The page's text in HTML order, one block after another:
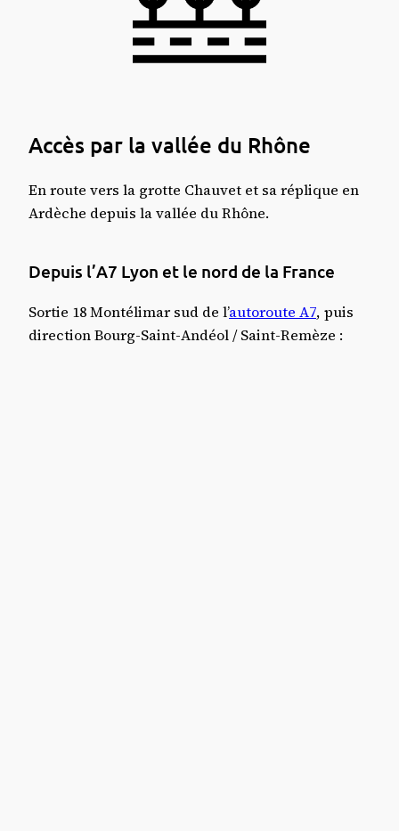
France
Depuis la RD86 ou la RN7
Accès depuis le Massif-Central
Depuis Toulouse et Rodez :
La grotte Chauvet 2 ?
Où dormir autour de la grotte Chauvet
Cartes randos, cartes routières
Transport en Ardèche
Accès par la vallée du Rhône
En route vers la grotte Chauvet et sa réplique en
Ardèche depuis la vallée du Rhône.
Depuis l’A7 Lyon et le nord de la France
Sortie 18 Montélimar sud de l’autoroute A7, puis
direction Bourg-Saint-Andéol / Saint-Remèze :